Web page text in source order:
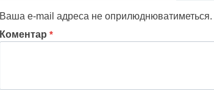
Ваша e-mail адреса не оприлюднюватиметься.
Коментар *